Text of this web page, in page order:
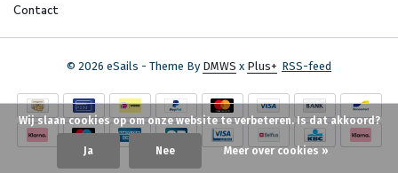
Contact
© 2026 eSails - Theme By DMWS x Plus+ RSS-feed
Wij slaan cookies op om onze website te verbeteren. Is dat akkoord?
Ja Nee Meer over cookies »